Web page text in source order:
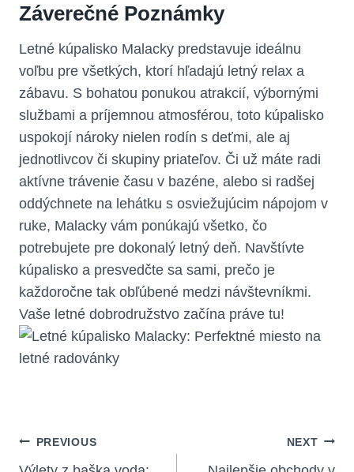
Záverečné Poznámky
Letné kúpalisko Malacky predstavuje ideálnu
voľbu pre všetkých, ktorí hľadajú letný relax a
zábavu. S bohatou ponukou atrakcií, výbornými
službami a príjemnou atmosférou, toto kúpalisko
uspokojí nároky nielen rodín s deťmi, ale aj
jednotlivcov či skupiny priateľov. Či už máte radi
aktívne trávenie času v bazéne, alebo si radšej
oddýchnete na lehátku s osviežujúcim nápojom v
ruke, Malacky vám ponúkajú všetko, čo
potrebujete pre dokonalý letný deň. Navštívte
kúpalisko a presvedčte sa sami, prečo je
každoročne tak obľúbené medzi návštevníkmi.
Vaše letné dobrodružstvo začína práve tu!
Navigácia
PREVIOUS NEXT